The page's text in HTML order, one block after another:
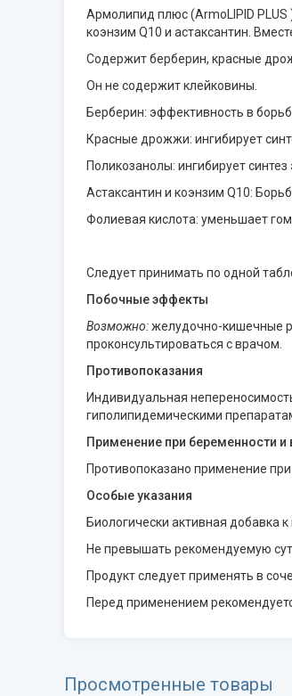
Армолипид плюс (ArmoLIPID
коэнзим Q10 и астаксантин.
Содержит берберин, красные
Он не содержит клейковины.
Берберин: эффективность в
Красные дрожжи: ингибирует
Поликозанолы: ингибирует
Астаксантин и коэнзим Q10:
Фолиевая кислота: уменьшает
Следует принимать по одной
Побочные эффекты
Возможно:желудочно-кишечные
проконсультироваться с врачом.
Противопоказания
Индивидуальная
гиполипидемическими
Применение при беременности и
Противопоказано применение
Особые указания
Биологически активная добавка
Не превышать рекомендуемую
Продукт следует применять в
Перед применением
Просмотренные товары